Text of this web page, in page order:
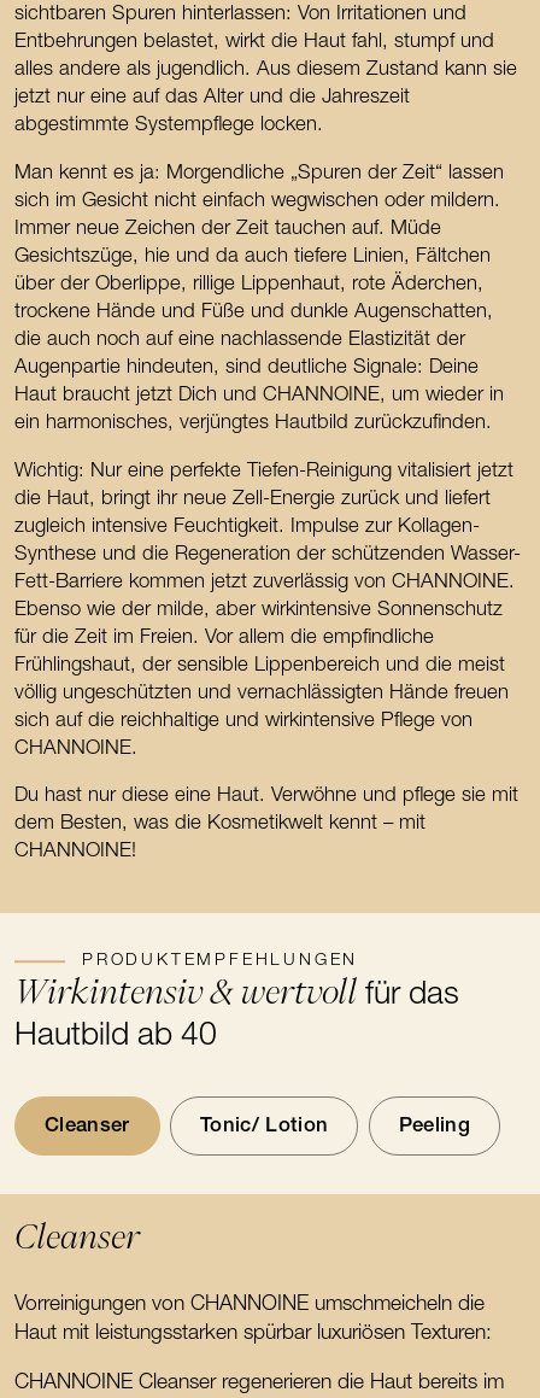
sichtbaren Spuren hinterlassen: Von Irritationen und
Entbehrungen belastet, wirkt die Haut fahl, stumpf und
alles andere als jugendlich. Aus diesem Zustand kann sie
jetzt nur eine auf das Alter und die Jahreszeit
abgestimmte Systempflege locken.
Man kennt es ja: Morgendliche „Spuren der Zeit“ lassen
sich im Gesicht nicht einfach wegwischen oder mildern.
Immer neue Zeichen der Zeit tauchen auf. Müde
Gesichtszüge, hie und da auch tiefere Linien, Fältchen
über der Oberlippe, rillige Lippenhaut, rote Äderchen,
trockene Hände und Füße und dunkle Augenschatten,
die auch noch auf eine nachlassende Elastizität der
Augenpartie hindeuten, sind deutliche Signale: Deine
Haut braucht jetzt Dich und CHANNOINE, um wieder in
ein harmonisches, verjüngtes Hautbild zurückzufinden.
Wichtig: Nur eine perfekte Tiefen-Reinigung vitalisiert jetzt
die Haut, bringt ihr neue Zell-Energie zurück und liefert
zugleich intensive Feuchtigkeit. Impulse zur Kollagen-
Synthese und die Regeneration der schützenden Wasser-
Fett-Barriere kommen jetzt zuverlässig von CHANNOINE.
Ebenso wie der milde, aber wirkintensive Sonnenschutz
für die Zeit im Freien. Vor allem die empfindliche
Frühlingshaut, der sensible Lippenbereich und die meist
völlig ungeschützten und vernachlässigten Hände freuen
sich auf die reichhaltige und wirkintensive Pflege von
CHANNOINE.
Du hast nur diese eine Haut. Verwöhne und pflege sie mit
dem Besten, was die Kosmetikwelt kennt – mit
CHANNOINE!
PRODUKTEMPFEHLUNGEN
Wirkintensiv & wertvoll für das
Hautbild ab 40
Cleanser Tonic/ Lotion Peeling
Cleanser
Vorreinigungen von CHANNOINE umschmeicheln die
Haut mit leistungsstarken spürbar luxuriösen Texturen:
CHANNOINE Cleanser regenerieren die Haut bereits im